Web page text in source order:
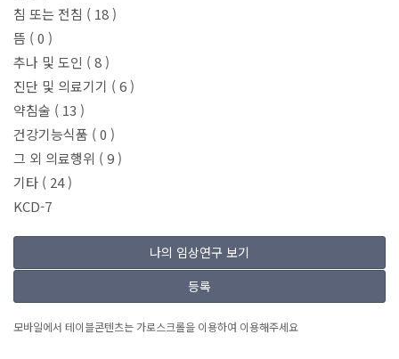
침 또는 전침 ( 18 )
뜸 ( 0 )
추나 및 도인 ( 8 )
진단 및 의료기기 ( 6 )
약침술 ( 13 )
건강기능식품 ( 0 )
그 외 의료행위 ( 9 )
기타 ( 24 )
KCD-7
나의 임상연구 보기
등록